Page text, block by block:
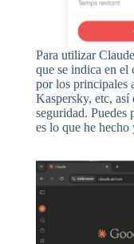
Para utilizar
que se indica en el
por los principales
Kaspersky, etc, así
seguridad.
es lo que he